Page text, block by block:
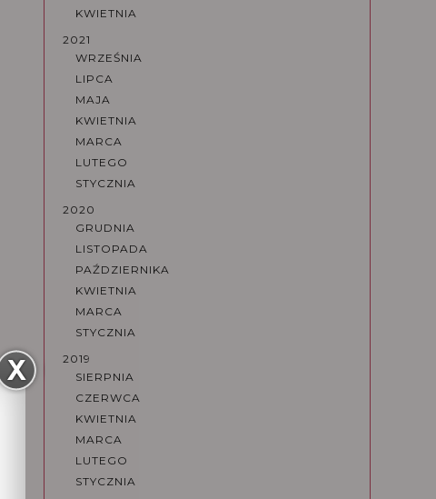
KWIETNIA
2021
WRZEŚNIA
LIPCA
MAJA
KWIETNIA
MARCA
LUTEGO
STYCZNIA
2020
GRUDNIA
LISTOPADA
PAŹDZIERNIKA
KWIETNIA
MARCA
STYCZNIA
2019
SIERPNIA
CZERWCA
KWIETNIA
MARCA
LUTEGO
STYCZNIA